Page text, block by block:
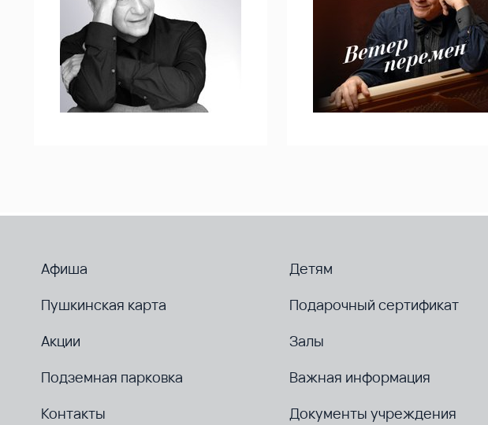
Афиша
Детям
Пушкинская карта
Подарочный сертификат
Акции
Залы
Подземная парковка
Важная информация
Контакты
Документы учреждения